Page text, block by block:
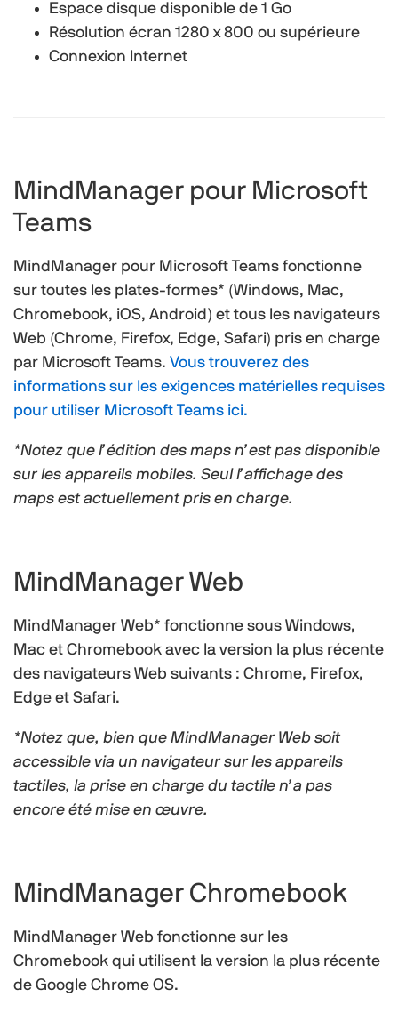
Espace disque disponible de 1 Go
Résolution écran 1280 x 800 ou supérieure
Connexion Internet
MindManager pour Microsoft
Teams
MindManager pour Microsoft Teams fonctionne
sur toutes les plates-formes* (Windows, Mac,
Chromebook, iOS, Android) et tous les navigateurs
Web (Chrome, Firefox, Edge, Safari) pris en charge
par Microsoft Teams. Vous trouverez des
informations sur les exigences matérielles requises
pour utiliser Microsoft Teams ici.
*Notez que l’édition des maps n’est pas disponible
sur les appareils mobiles. Seul l’affichage des
maps est actuellement pris en charge.
MindManager Web
MindManager Web* fonctionne sous Windows,
Mac et Chromebook avec la version la plus récente
des navigateurs Web suivants : Chrome, Firefox,
Edge et Safari.
*Notez que, bien que MindManager Web soit
accessible via un navigateur sur les appareils
tactiles, la prise en charge du tactile n’a pas
encore été mise en œuvre.
MindManager Chromebook
MindManager Web fonctionne sur les
Chromebook qui utilisent la version la plus récente
de Google Chrome OS.